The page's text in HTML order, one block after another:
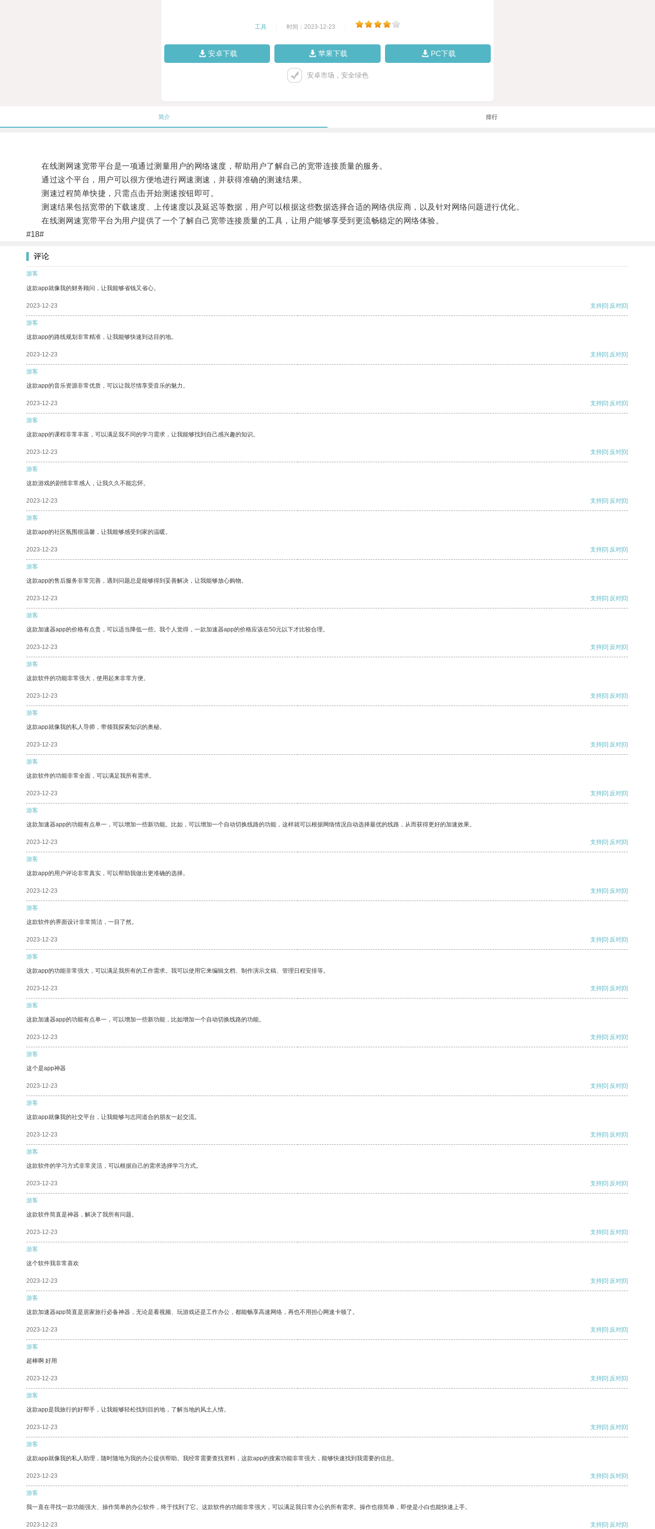
工具 时间：2023-12-23
安卓下载 苹果下载 PC下载
安卓市场，安全绿色
简介 排行
在线测网速宽带平台是一项通过测量用户的网络速度，帮助用户了解自己的宽带连接质量的服务。
通过这个平台，用户可以很方便地进行网速测速，并获得准确的测速结果。
测速过程简单快捷，只需点击开始测速按钮即可。
测速结果包括宽带的下载速度、上传速度以及延迟等数据，用户可以根据这些数据选择合适的网络供应商，以及针对网络问题进行优化。
在线测网速宽带平台为用户提供了一个了解自己宽带连接质量的工具，让用户能够享受到更流畅稳定的网络体验。
#18#
评论
游客
这款app就像我的财务顾问，让我能够省钱又省心。
2023-12-23 支持[0] 反对[0]
游客
这款app的路线规划非常精准，让我能够快速到达目的地。
2023-12-23 支持[0] 反对[0]
游客
这款app的音乐资源非常优质，可以让我尽情享受音乐的魅力。
2023-12-23 支持[0] 反对[0]
游客
这款app的课程非常丰富，可以满足我不同的学习需求，让我能够找到自己感兴趣的知识。
2023-12-23 支持[0] 反对[0]
游客
这款游戏的剧情非常感人，让我久久不能忘怀。
2023-12-23 支持[0] 反对[0]
游客
这款app的社区氛围很温馨，让我能够感受到家的温暖。
2023-12-23 支持[0] 反对[0]
游客
这款app的售后服务非常完善，遇到问题总是能够得到妥善解决，让我能够放心购物。
2023-12-23 支持[0] 反对[0]
游客
这款加速器app的价格有点贵，可以适当降低一些。我个人觉得，一款加速器app的价格应该在50元以下才比较合理。
2023-12-23 支持[0] 反对[0]
游客
这款软件的功能非常强大，使用起来非常方便。
2023-12-23 支持[0] 反对[0]
游客
这款app就像我的私人导师，带领我探索知识的奥秘。
2023-12-23 支持[0] 反对[0]
游客
这款软件的功能非常全面，可以满足我所有需求。
2023-12-23 支持[0] 反对[0]
游客
这款加速器app的功能有点单一，可以增加一些新功能。比如，可以增加一个自动切换线路的功能，这样就可以根据网络情况自动选择最优的线路，从而获得更好的加速效果。
2023-12-23 支持[0] 反对[0]
游客
这款app的用户评论非常真实，可以帮助我做出更准确的选择。
2023-12-23 支持[0] 反对[0]
游客
这款软件的界面设计非常简洁，一目了然。
2023-12-23 支持[0] 反对[0]
游客
这款app的功能非常强大，可以满足我所有的工作需求。我可以使用它来编辑文档、制作演示文稿、管理日程安排等。
2023-12-23 支持[0] 反对[0]
游客
这款加速器app的功能有点单一，可以增加一些新功能，比如增加一个自动切换线路的功能。
2023-12-23 支持[0] 反对[0]
游客
这个是app神器
2023-12-23 支持[0] 反对[0]
游客
这款app就像我的社交平台，让我能够与志同道合的朋友一起交流。
2023-12-23 支持[0] 反对[0]
游客
这款软件的学习方式非常灵活，可以根据自己的需求选择学习方式。
2023-12-23 支持[0] 反对[0]
游客
这款软件简直是神器，解决了我所有问题。
2023-12-23 支持[0] 反对[0]
游客
这个软件我非常喜欢
2023-12-23 支持[0] 反对[0]
游客
这款加速器app简直是居家旅行必备神器，无论是看视频、玩游戏还是工作办公，都能畅享高速网络，再也不用担心网速卡顿了。
2023-12-23 支持[0] 反对[0]
游客
超棒啊 好用
2023-12-23 支持[0] 反对[0]
游客
这款app是我旅行的好帮手，让我能够轻松找到目的地，了解当地的风土人情。
2023-12-23 支持[0] 反对[0]
游客
这款app就像我的私人助理，随时随地为我的办公提供帮助。我经常需要查找资料，这款app的搜索功能非常强大，能够快速找到我需要的信息。
2023-12-23 支持[0] 反对[0]
游客
我一直在寻找一款功能强大、操作简单的办公软件，终于找到了它。这款软件的功能非常强大，可以满足我日常办公的所有需求。操作也很简单，即使是小白也能快速上手。
2023-12-23 支持[0] 反对[0]